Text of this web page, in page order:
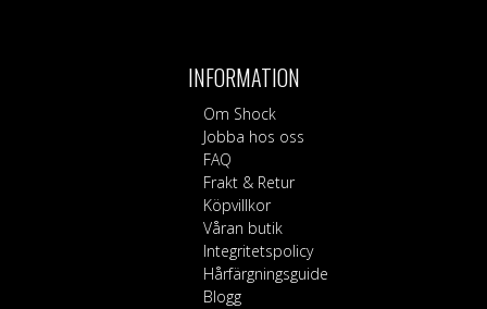
INFORMATION
Om Shock
Jobba hos oss
FAQ
Frakt & Retur
Köpvillkor
Våran butik
Integritetspolicy
Hårfärgningsguide
Blogg